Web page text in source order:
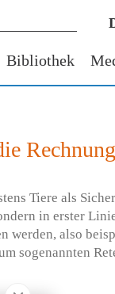
Bibliothek
Tiere als
in erster
werden, also
sogenannten